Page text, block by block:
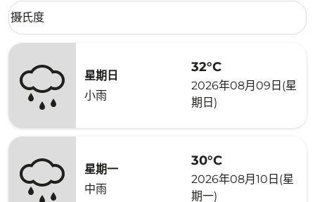
Weather unit option 摄氏度 Selected
摄氏度
keyboard_arrow_down
星期日
小雨
32°C
2026年08月09日(星
期日)
星期一
中雨
30°C
2026年08月10日(星
期一)